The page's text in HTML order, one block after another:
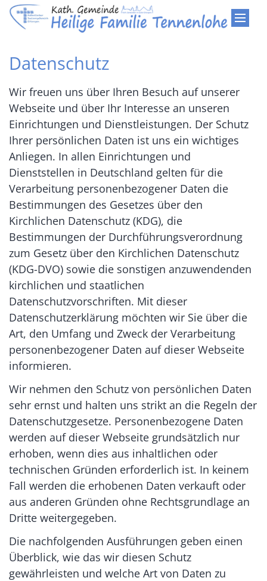
Zum Inhalt springen
Datenschutz
Wir freuen uns über Ihren Besuch auf unserer
Webseite und über Ihr Interesse an unseren
Einrichtungen und Dienstleistungen. Der Schutz
Ihrer persönlichen Daten ist uns ein wichtiges
Anliegen. In allen Einrichtungen und
Dienststellen in Deutschland gelten für die
Verarbeitung personenbezogener Daten die
Bestimmungen des Gesetzes über den
Kirchlichen Datenschutz (KDG), die
Bestimmungen der Durchführungsverordnung
zum Gesetz über den Kirchlichen Datenschutz
(KDG-DVO) sowie die sonstigen anzuwendenden
kirchlichen und staatlichen
Datenschutzvorschriften. Mit dieser
Datenschutzerklärung möchten wir Sie über die
Art, den Umfang und Zweck der Verarbeitung
personenbezogener Daten auf dieser Webseite
informieren.
Wir nehmen den Schutz von persönlichen Daten
sehr ernst und halten uns strikt an die Regeln der
Datenschutzgesetze. Personenbezogene Daten
werden auf dieser Webseite grundsätzlich nur
erhoben, wenn dies aus inhaltlichen oder
technischen Gründen erforderlich ist. In keinem
Fall werden die erhobenen Daten verkauft oder
aus anderen Gründen ohne Rechtsgrundlage an
Dritte weitergegeben.
Die nachfolgenden Ausführungen geben einen
Überblick, wie das wir diesen Schutz
gewährleisten und welche Art von Daten zu